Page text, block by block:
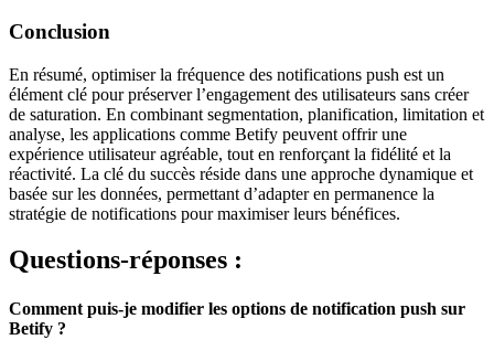
Conclusion
En résumé, optimiser la fréquence des notifications push est un
élément clé pour préserver l’engagement des utilisateurs sans créer
de saturation. En combinant segmentation, planification, limitation et
analyse, les applications comme Betify peuvent offrir une
expérience utilisateur agréable, tout en renforçant la fidélité et la
réactivité. La clé du succès réside dans une approche dynamique et
basée sur les données, permettant d’adapter en permanence la
stratégie de notifications pour maximiser leurs bénéfices.
Questions-réponses :
Comment puis-je modifier les options de notification push sur
Betify ?